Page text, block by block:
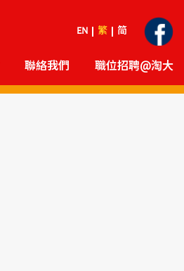
EN 繁 简
聯絡我們 職位招聘@淘大